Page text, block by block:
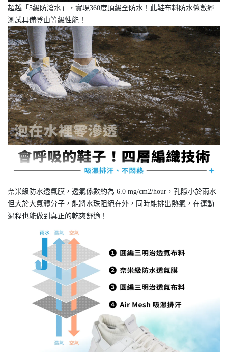
超越「5級防潑水」，實現360度頂級全防水！此鞋布料防水係數經
測試具備登山等級性能！
奈米級防水透氣膜，透氣係數約為 6.0 mg/cm2/hour，孔隙小於雨水
但大於大氣體分子，能將水珠阻絕在外，同時能排出熱氣，在運動
過程也能做到真正的乾爽舒適！